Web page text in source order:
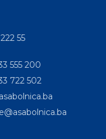
55
555 200
722 502